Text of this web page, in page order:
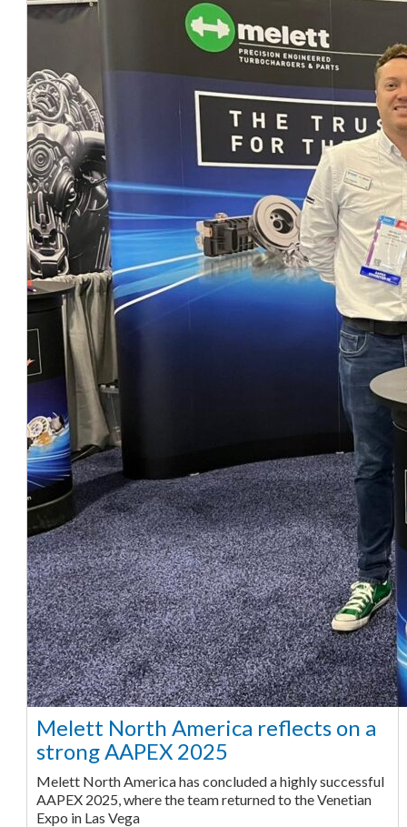
Melett North America reflects on a
strong AAPEX 2025
Melett North America has concluded a highly successful
AAPEX 2025, where the team returned to the Venetian
Expo in Las Vega